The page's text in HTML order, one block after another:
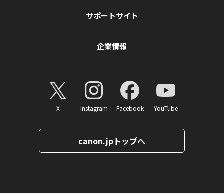
サポートサイト
企業情報
X Instagram Facebook YouTube
canon.jpトップへ